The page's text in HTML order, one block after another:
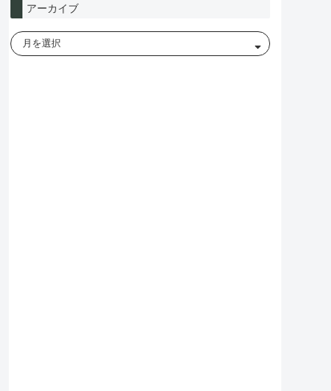
アーカイブ